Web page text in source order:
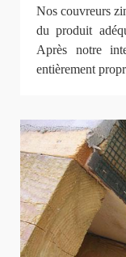
Nos couvreurs
du produit
Après notre
entièrement